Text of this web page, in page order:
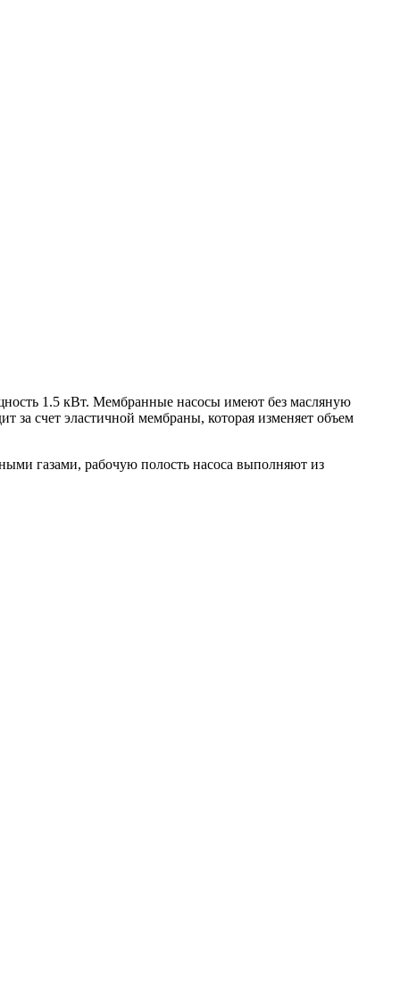
1.5 кВт. Мембранные насосы имеют без масляную
за счет эластичной мембраны, которая изменяет объем
газами, рабочую полость насоса выполняют из